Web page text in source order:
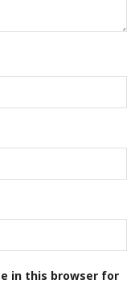
in this browser for